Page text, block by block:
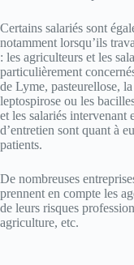
Certains salariés sont
notamment lorsqu’ils
: les agriculteurs et les
particulièrement
de Lyme, pasteurellose,
leptospirose ou les
et les salariés intervenant
d’entretien sont quant à
patients.
De nombreuses
prennent en compte les
de leurs risques
agriculture, etc.